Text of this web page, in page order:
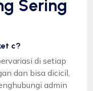
Sering
c?
di setiap
dan bisa dicicil,
admin